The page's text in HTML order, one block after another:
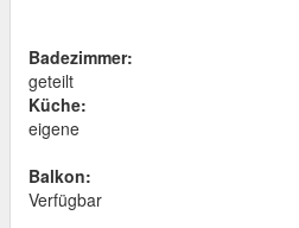
Badezimmer:
geteilt
Küche:
eigene
Balkon:
Verfügbar